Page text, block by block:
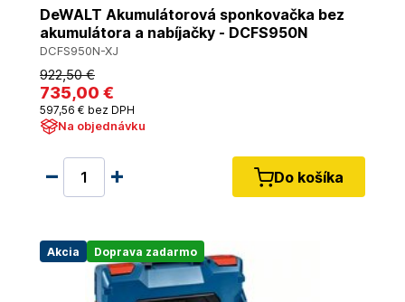
DeWALT Akumulátorová sponkovačka bez
akumulátora a nabíjačky - DCFS950N
DCFS950N-XJ
922,50 €
735,00 €
597,56 € bez DPH
Na objednávku
Do košíka
Akcia Doprava zadarmo